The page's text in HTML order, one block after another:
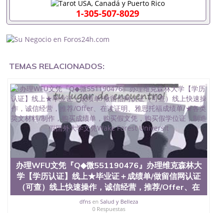
排。 国内找工作假的毕业证可以用吗551190476假的
毕业证成绩单可以办学历认证吗551190476要定居国
的毕业证会查吗551190476入职国企/事业单位需要些
业怎么办理毕业证,没毕业可以办学历认证吗,您是否
否因为递交材料不齐而被拒之门外551190476您是否
因没正常毕业而导致回国得不到教育部认证在校挂科
了不想读了,成绩不理想毕不了业怎么办551190476找
工作没有文凭怎么办,怎么办理本科/研究生文凭
551190476如何办理本科/硕士毕业证551190476网上
买文凭可靠吗551190476哪里可以买国外文凭
551190476国外本科毕业证怎么办理551190476国外
大学文凭可以打工作吗551190476怎么办理 外假毕业
证551190476哪里可以制作美国毕业证551190476哪
里可以办理澳洲毕业证551190476留学生在哪里可以
买假毕业证551190476哪里可以办理加拿大毕业证
551190476申请学校办理假的毕业证成绩单可以吗
551190476哪里可以办理水印成绩单551190476哪里
可以修改成绩单GPA分数551190476假毕业证能查出
1-305-507-8029
TEMAS RELACIONADOS:
办理WFU文凭『Q◆微551190476』办理维克森林大
学【学历认证】线上★毕业证＋成绩单/做留信网认证
（可查）线上快速操作，诚信经营，推荐/Offer、在
dfnsen Salud y Belleza
0 Respuestas